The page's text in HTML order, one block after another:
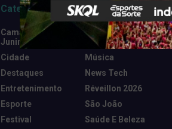
Categorias
Camarote Vip
Junino
Cidade
Destaques
Entretenimento
Esporte
Festival
Marketing E
Negócios
Música
News Tech
Réveillon 2026
São João
Saúde E Beleza